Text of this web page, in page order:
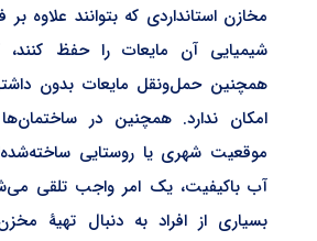
مخازن استانداردی که بتوانند علاوه
شیمیایی آن مایعات را حفظ
همچنین حمل‌و‌نقل مایعات بدون
امکان ندارد. همچنین در
موقعیت شهری یا روستایی
آب باکیفیت، یک امر واجب تلقی
بسیاری از افراد به دنبال تهیۀ